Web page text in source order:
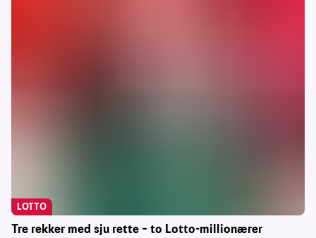
Tre rekker med sju rette – to Lotto-millionærer
LOTTO